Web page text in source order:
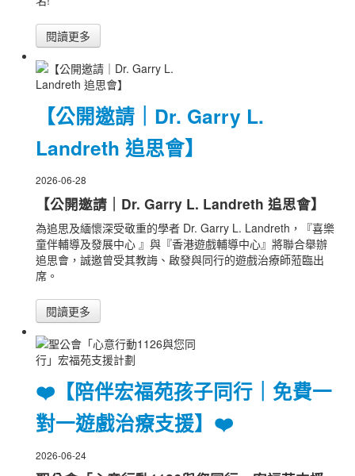
閱讀更多
【公開邀請｜Dr. Garry L.
Landreth 追思會】
2026-06-28
【公開邀請｜Dr. Garry L. Landreth 追思會】
為追思及緬懷深受敬重的學者 Dr. Garry L. Landreth，『喜樂
童伴輔導及發展中心 』與『香港遊戲輔導中心』將聯合舉辦
追思會，誠邀曾受其教誨、啟發與同行的遊戲治療師蒞臨出
席。
閱讀更多
❤️【陪伴宏福苑孩子同行｜免費一
對一遊戲治療支援】❤️
2026-06-24